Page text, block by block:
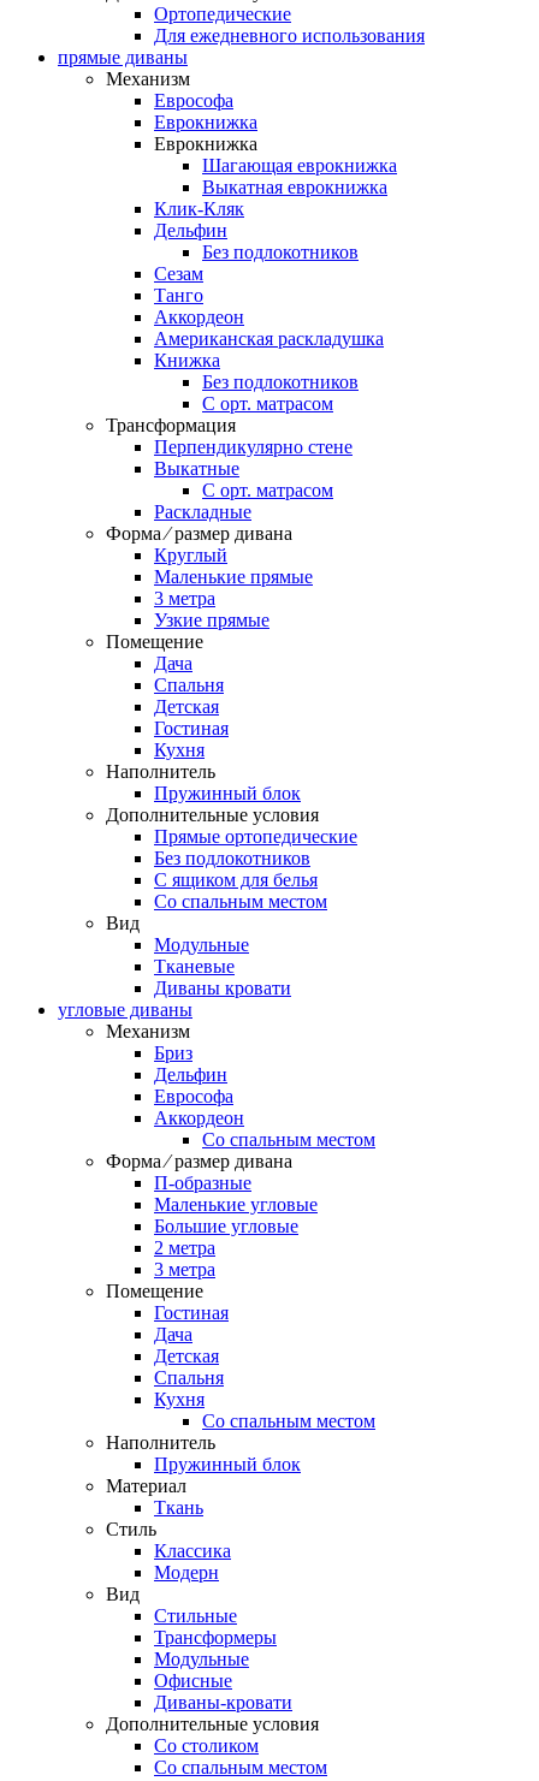
Ортопедические
Для ежедневного использования
прямые диваны
Механизм
Еврософа
Еврокнижка
Еврокнижка
Шагающая еврокнижка
Выкатная еврокнижка
Клик-Кляк
Дельфин
Без подлокотников
Сезам
Танго
Аккордеон
Американская раскладушка
Книжка
Без подлокотников
С орт. матрасом
Трансформация
Перпендикулярно стене
Выкатные
С орт. матрасом
Раскладные
Форма ⁄ размер дивана
Круглый
Маленькие прямые
3 метра
Узкие прямые
Помещение
Дача
Спальня
Детская
Гостиная
Кухня
Наполнитель
Пружинный блок
Дополнительные условия
Прямые ортопедические
Без подлокотников
С ящиком для белья
Со спальным местом
Вид
Модульные
Тканевые
Диваны кровати
угловые диваны
Механизм
Бриз
Дельфин
Еврософа
Аккордеон
Со спальным местом
Форма ⁄ размер дивана
П-образные
Маленькие угловые
Большие угловые
2 метра
3 метра
Помещение
Гостиная
Дача
Детская
Спальня
Кухня
Со спальным местом
Наполнитель
Пружинный блок
Материал
Ткань
Стиль
Классика
Модерн
Вид
Стильные
Трансформеры
Модульные
Офисные
Диваны-кровати
Дополнительные условия
Со столиком
Со спальным местом